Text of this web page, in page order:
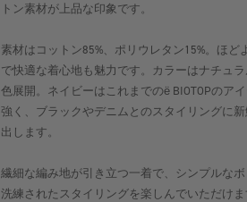
トン素材が上品な印象です。
素材はコットン85%、ポリウレタン15%。ほ
で快適な着心地も魅力です。カラーはナチュ
色展開。ネイビーはこれまでのё BIOTOPのア
強く、ブラックやデニムとのスタイリングに
出します。
繊細な編み地が引き立つ一着で、シンプルな
洗練されたスタイリングを楽しんでいただけま